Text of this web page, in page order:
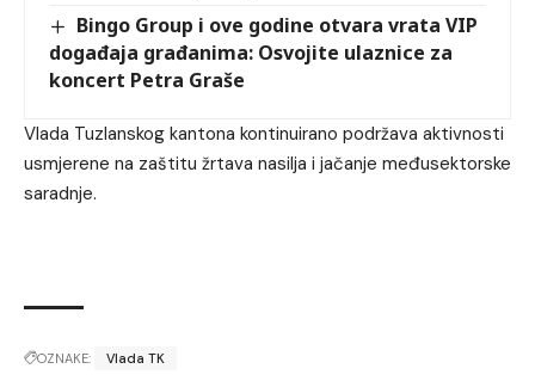
Bingo Group i ove godine otvara vrata VIP
događaja građanima: Osvojite ulaznice za
koncert Petra Graše
Vlada Tuzlanskog kantona kontinuirano podržava aktivnosti
usmjerene na zaštitu žrtava nasilja i jačanje međusektorske
saradnje.
OZNAKE: Vlada TK